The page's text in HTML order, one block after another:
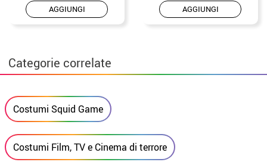
AGGIUNGI AGGIUNGI
Categorie correlate
Costumi Squid Game
Costumi Film, TV e Cinema di terrore